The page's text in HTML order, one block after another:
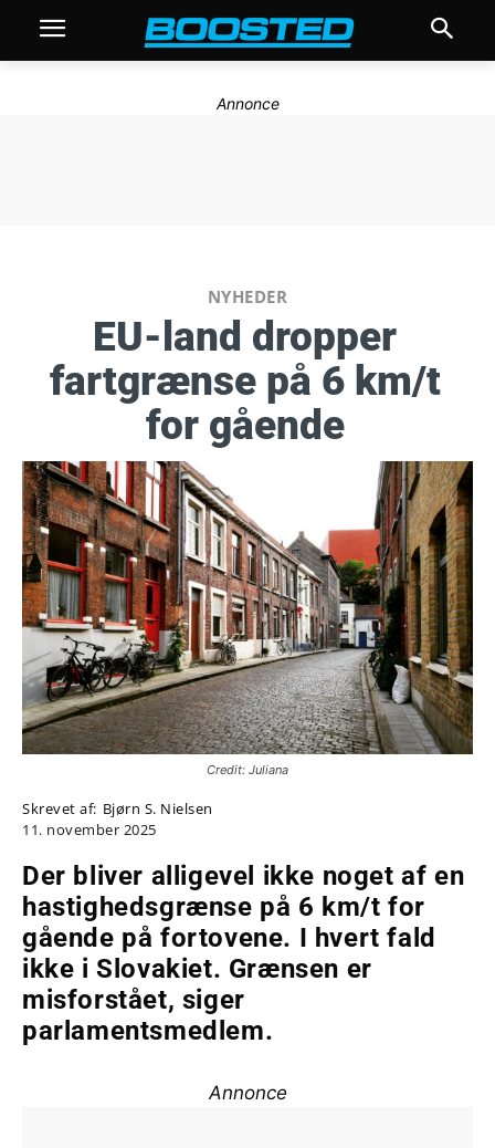
Annonce
NYHEDER
EU-land dropper
fartgrænse på 6 km/t
for gående
Credit: Juliana
Skrevet af: Bjørn S. Nielsen
11. november 2025
Der bliver alligevel ikke noget af en
hastighedsgrænse på 6 km/t for
gående på fortovene. I hvert fald
ikke i Slovakiet. Grænsen er
misforstået, siger
parlamentsmedlem.
Annonce